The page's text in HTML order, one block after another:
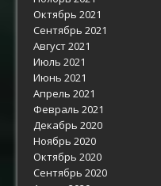
Октябрь 2021
Сентябрь 2021
Август 2021
Июль 2021
Июнь 2021
Апрель 2021
Февраль 2021
Декабрь 2020
Ноябрь 2020
Октябрь 2020
Сентябрь 2020